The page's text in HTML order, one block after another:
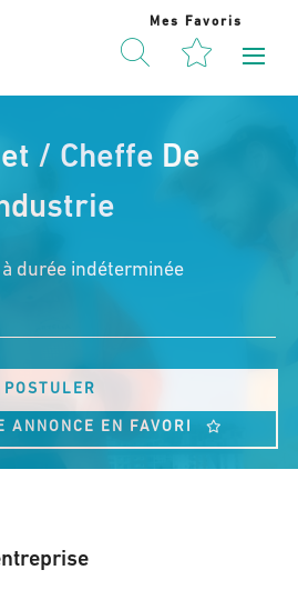
Mes Favoris
/ Cheffe De
durée indéterminée
POSTULER
ANNONCE EN FAVORI